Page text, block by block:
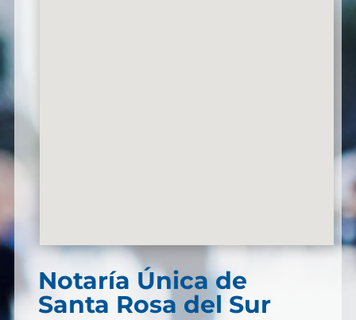
Notaría Única de
Santa Rosa del Sur